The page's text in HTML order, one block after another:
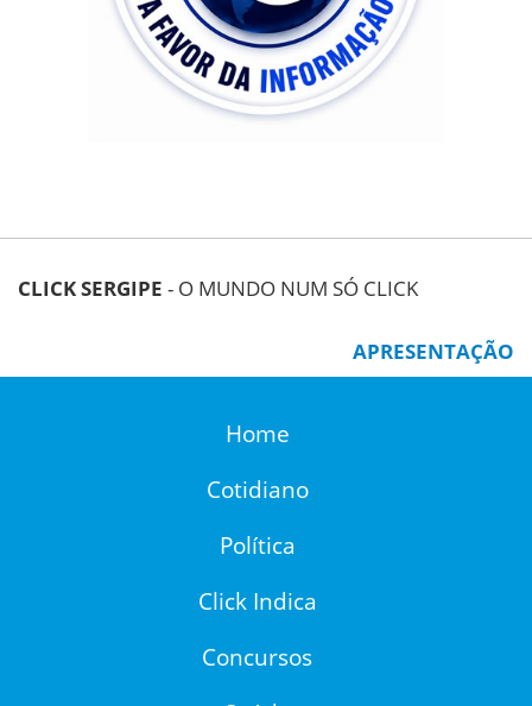
CLICK SERGIPE - O MUNDO NUM SÓ CLICK
APRESENTAÇÃO
Home
Cotidiano
Política
Click Indica
Concursos